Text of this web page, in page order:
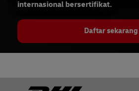
internasional bersertifikat.
Daftar sekarang
Footer